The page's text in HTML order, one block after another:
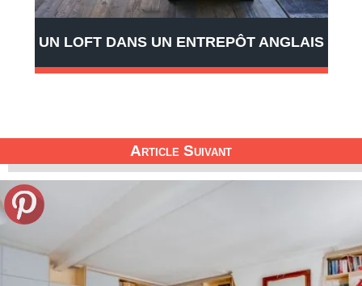
UN LOFT DANS UN ENTREPÔT ANGLAIS
Article Suivant